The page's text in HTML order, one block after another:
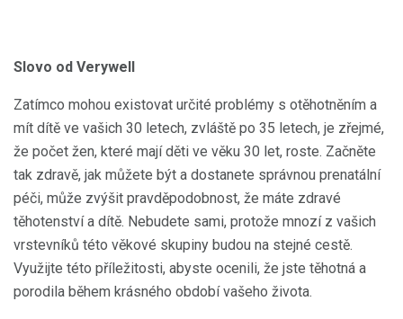
Slovo od Verywell
Zatímco mohou existovat určité problémy s otěhotněním a
mít dítě ve vašich 30 letech, zvláště po 35 letech, je zřejmé,
že počet žen, které mají děti ve věku 30 let, roste. Začněte
tak zdravě, jak můžete být a dostanete správnou prenatální
péči, může zvýšit pravděpodobnost, že máte zdravé
těhotenství a dítě. Nebudete sami, protože mnozí z vašich
vrstevníků této věkové skupiny budou na stejné cestě.
Využijte této příležitosti, abyste ocenili, že jste těhotná a
porodila během krásného období vašeho života.